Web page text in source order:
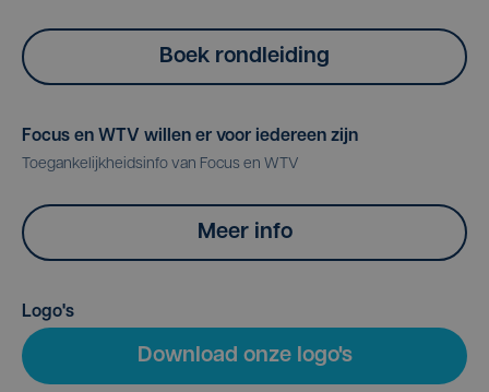
Boek rondleiding
Focus en WTV willen er voor iedereen zijn
Toegankelijkheidsinfo van Focus en WTV
Meer info
Logo's
Download onze logo's